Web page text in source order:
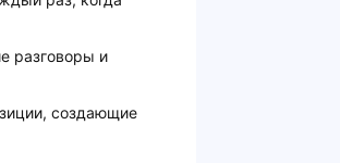
разговоры и
создающие